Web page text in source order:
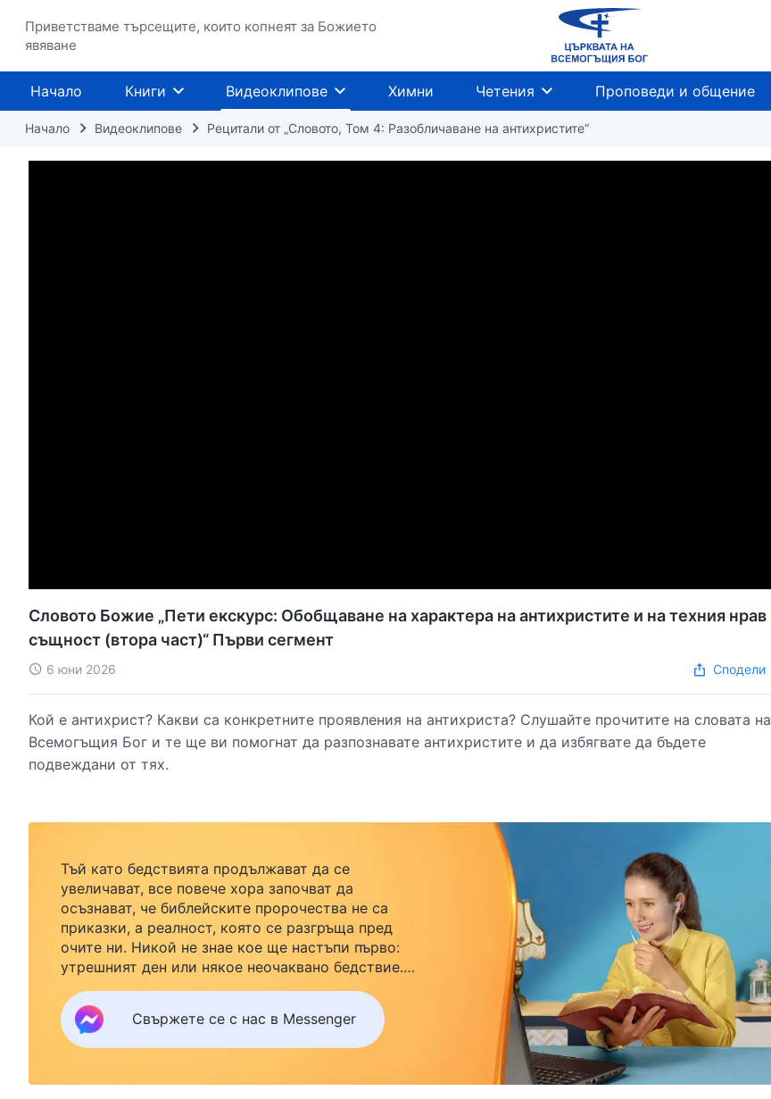
Приветстваме търсещите, които копнеят за Божието
явяване
Начало Книги Видеоклипове Химни Четения Проповеди и общение
Начало Видеоклипове Рецитали от „Словото, Том 4: Разобличаване на антихристите“
Словото Божие „Пети екскурс: Обобщаване на характера на антихристите и на техния нрав
същност (втора част)“ Първи сегмент
6 юни 2026 Сподели
Кой е антихрист? Какви са конкретните проявления на антихриста? Слушайте прочитите на словата на
Всемогъщия Бог и те ще ви помогнат да разпознавате антихристите и да избягвате да бъдете
подвеждани от тях.
Тъй като бедствията продължават да се
увеличават, все повече хора започват да
осъзнават, че библейските пророчества не са
приказки, а реалност, която се разгръща пред
очите ни. Никой не знае кое ще настъпи първо:
утрешният ден или някое неочаквано бедствие.
Господ със семейството си и да намерите
безопасност под Божията закрила, кликнете
върху Messenger, за да се присъедините към
Свържете се с нас в Messenger